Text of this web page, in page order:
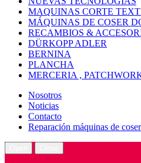
MAQUINAS CORTE
MÁQUINAS DE COSER
RECAMBIOS &
DÜRKOPP ADLER
BERNINA
PLANCHA
MERCERIA ,
Nosotros
Noticias
Contacto
Reparación máquinas de